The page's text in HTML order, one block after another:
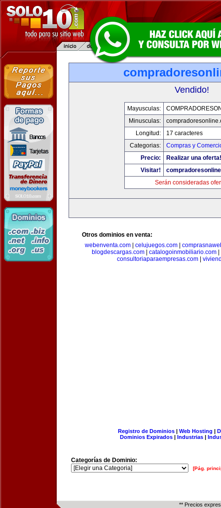
Vendido!
Mayusculas:
Minusculas:
Longitud:
17 caracteres
Categorias:
Compras y
Precio:
Realizar una oferta!
Visitar!
Serán consideradas
Otros dominios en venta:
webenventa.com| celujuegos.com|
blogdescargas.com| catalogoinmobiliario.com|
consultoriaparaempresas.com|
Registro de Dominios| Web Hosting |
Dominios Expirados | Industrias |
Categorías de Dominio:
[Pág.
** Precios